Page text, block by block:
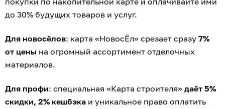
до 30% будущих товаров и услуг.
Для новосёлов: карта «НовосЁл» срезает сразу 7%
от цены на огромный ассортимент отделочных
материалов.
Для профи: специальная «Карта строителя» даёт 5%
скидки, 2% кешбэка и уникальное право оплатить